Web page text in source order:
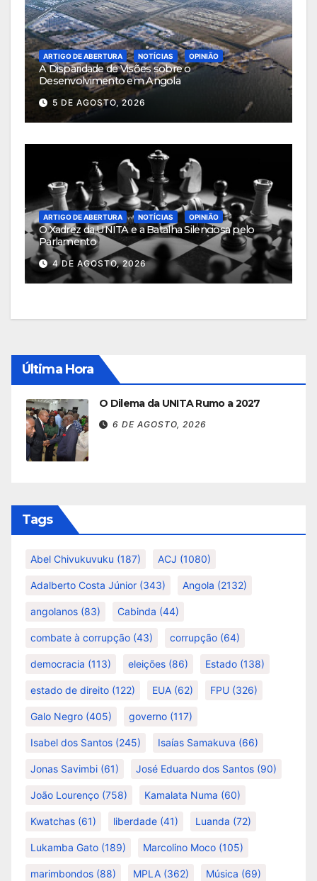
ARTIGO DE ABERTURA NOTÍCIAS OPINIÃO
A Disparidade de Visões sobre o
Desenvolvimento em Angola
5 DE AGOSTO, 2026
ARTIGO DE ABERTURA NOTÍCIAS OPINIÃO
O Xadrez da UNITA e a Batalha Silenciosa pelo
Parlamento
4 DE AGOSTO, 2026
Última Hora
O Dilema da UNITA Rumo a 2027
6 DE AGOSTO, 2026
Tags
Abel Chivukuvuku (187) ACJ (1080)
Adalberto Costa Júnior (343) Angola (2132)
angolanos (83) Cabinda (44)
combate à corrupção (43) corrupção (64)
democracia (113) eleições (86) Estado (138)
estado de direito (122) EUA (62) FPU (326)
Galo Negro (405) governo (117)
Isabel dos Santos (245) Isaías Samakuva (66)
Jonas Savimbi (61) José Eduardo dos Santos (90)
João Lourenço (758) Kamalata Numa (60)
Kwatchas (61) liberdade (41) Luanda (72)
Lukamba Gato (189) Marcolino Moco (105)
marimbondos (88) MPLA (362) Música (69)